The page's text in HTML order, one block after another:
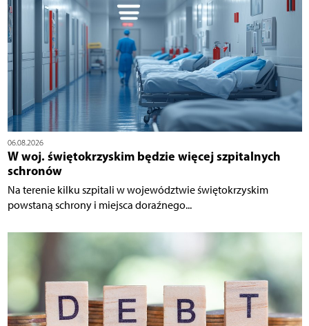
06.08.2026
W woj. świętokrzyskim będzie więcej szpitalnych
schronów
Na terenie kilku szpitali w województwie świętokrzyskim
powstaną schrony i miejsca doraźnego...